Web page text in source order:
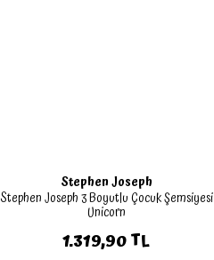
Stephen Joseph
Stephen Joseph 3 Boyutlu Çocuk Şemsiyesi
Unicorn
1.319,90 TL